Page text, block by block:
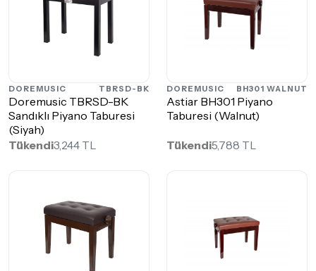
DOREMUSIC TBRSD-BK
Doremusic TBRSD-BK
Sandıklı Piyano Taburesi
(Siyah)
Tükendi3,244 TL
DOREMUSIC BH301 WALNUT
Astiar BH301 Piyano
Taburesi (Walnut)
Tükendi5,788 TL